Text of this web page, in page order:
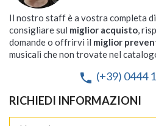
Il nostro staff è a vostra completa
consigliare sul miglior acquisto,
domande o offrirvi il miglior
musicali che non trovate nel
phone (+39) 0444
RICHIEDI INFORMAZIONI